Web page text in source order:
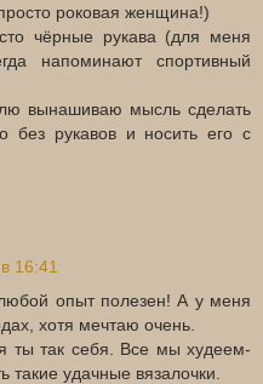
роковая женщина!)
чёрные рукава (для меня
напоминают спортивный
вынашиваю мысль сделать
без рукавов и носить его с
16:41
любой опыт полезен! А у меня
хотя мечтаю очень.
ты так себя. Все мы худеем-
такие удачные вязалочки.